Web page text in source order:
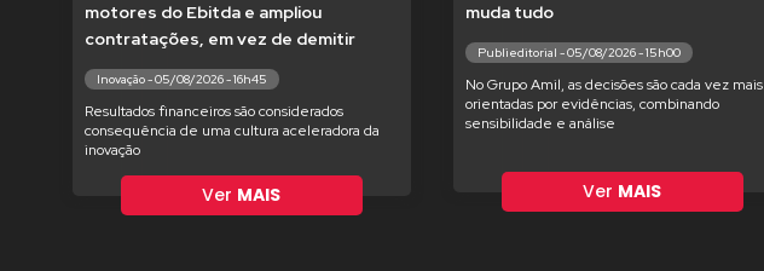
motores do Ebitda e ampliou
contratações, em vez de demitir
Inovação - 05/08/2026 - 16h45
Resultados financeiros são considerados
consequência de uma cultura aceleradora da
inovação
Ver MAIS
muda tudo
Publieditorial - 05/08/2026 - 15h00
No Grupo Amil, as decisões são cada vez mais
orientadas por evidências, combinando
sensibilidade e análise
Ver MAIS